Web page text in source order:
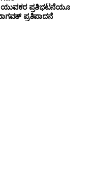
ಯುವಕರ ಪ್ರತಿಭಟನೆಯೂ
ಪ್ರತಿಪಾದನೆ